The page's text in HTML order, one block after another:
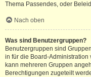
Thema Passendes, oder
Nach oben
Was sind Benutzergruppen?
Benutzergruppen sind
in für die Board-
kann mehreren Gruppen
Berechtigungen zugeteilt